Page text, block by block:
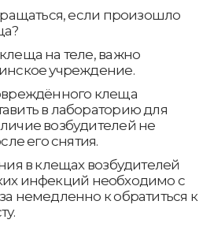
если произошло
на теле, важно
учреждение.
клеща
в лабораторию для
возбудителей не
его снятия.
в клещах возбудителей
инфекций необходимо с
немедленно к обратиться к